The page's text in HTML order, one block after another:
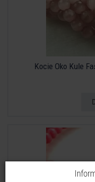
Kocie Oko Kule